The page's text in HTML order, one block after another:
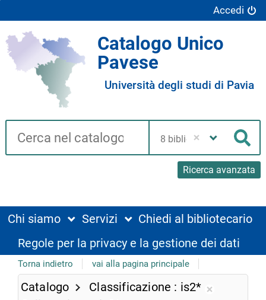
Accedi
Catalogo Unico
Pavese
Università degli studi di Pavia
Cerca su "Catalogo"
Ricerca avanzata
biblioteca
Chi siamo Servizi
Chiedi al bibliotecario
Regole per la privacy e la gestione dei dati
Torna indietro vai alla pagina principale
Catalogo Classificazione
is2*